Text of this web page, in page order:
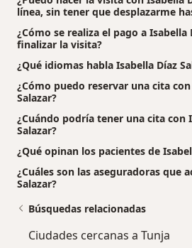
línea, sin tener que desplazarme
¿Cómo se realiza el pago a Isabella
finalizar la visita?
¿Qué idiomas habla Isabella Díaz
¿Cómo puedo reservar una cita
Salazar?
¿Cuándo podría tener una cita con
Salazar?
¿Qué opinan los pacientes de
¿Cuáles son las aseguradoras que
Salazar?
Búsquedas relacionadas
Ciudades cercanas a Tunja